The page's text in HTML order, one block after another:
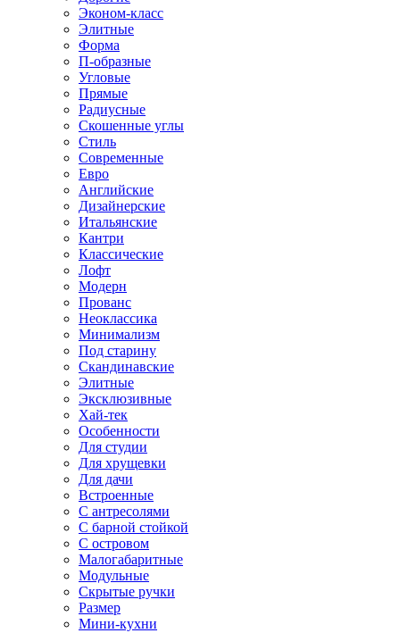
Эконом-класс
Элитные
Форма
П-образные
Угловые
Прямые
Радиусные
Скошенные углы
Стиль
Современные
Евро
Английские
Дизайнерские
Итальянские
Кантри
Классические
Лофт
Модерн
Прованс
Неоклассика
Минимализм
Под старину
Скандинавские
Элитные
Эксклюзивные
Хай-тек
Особенности
Для студии
Для хрущевки
Для дачи
Встроенные
С антресолями
С барной стойкой
С островом
Малогабаритные
Модульные
Скрытые ручки
Размер
Мини-кухни